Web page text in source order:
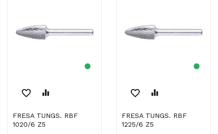
favorite_border equalizer
FRESA TUNGS. RBF
1020/6 Z5
favorite_border equalizer
FRESA TUNGS. RBF
1225/6 Z5